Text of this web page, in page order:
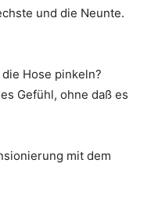
und die Neunte.
Hose pinkeln?
Gefühl, ohne daß es
mit dem